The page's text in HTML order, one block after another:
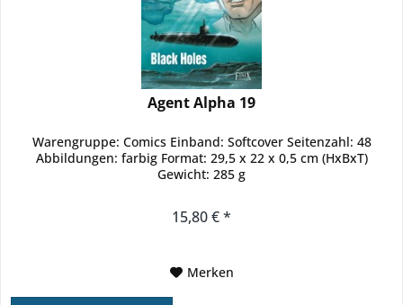
Agent Alpha 19
Warengruppe: Comics Einband: Softcover Seitenzahl: 48
Abbildungen: farbig Format: 29,5 x 22 x 0,5 cm (HxBxT)
Gewicht: 285 g
15,80 € *
Merken